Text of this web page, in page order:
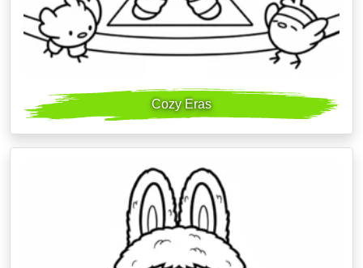
Cozy Eras